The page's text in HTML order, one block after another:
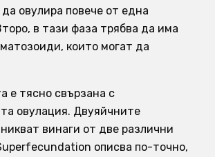
овулира повече от една
в тази фаза трябва да има
които могат да
е тясно свързана с
овулация. Двуяйчните
винаги от две различни
описва по-точно,